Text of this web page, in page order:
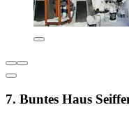
7. Buntes Haus